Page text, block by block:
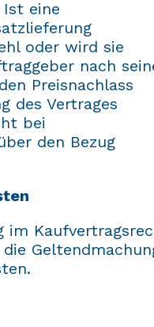
Ist eine
oder wird sie
nach
Preisnachlass
des Vertrages
bei
den Bezug
im